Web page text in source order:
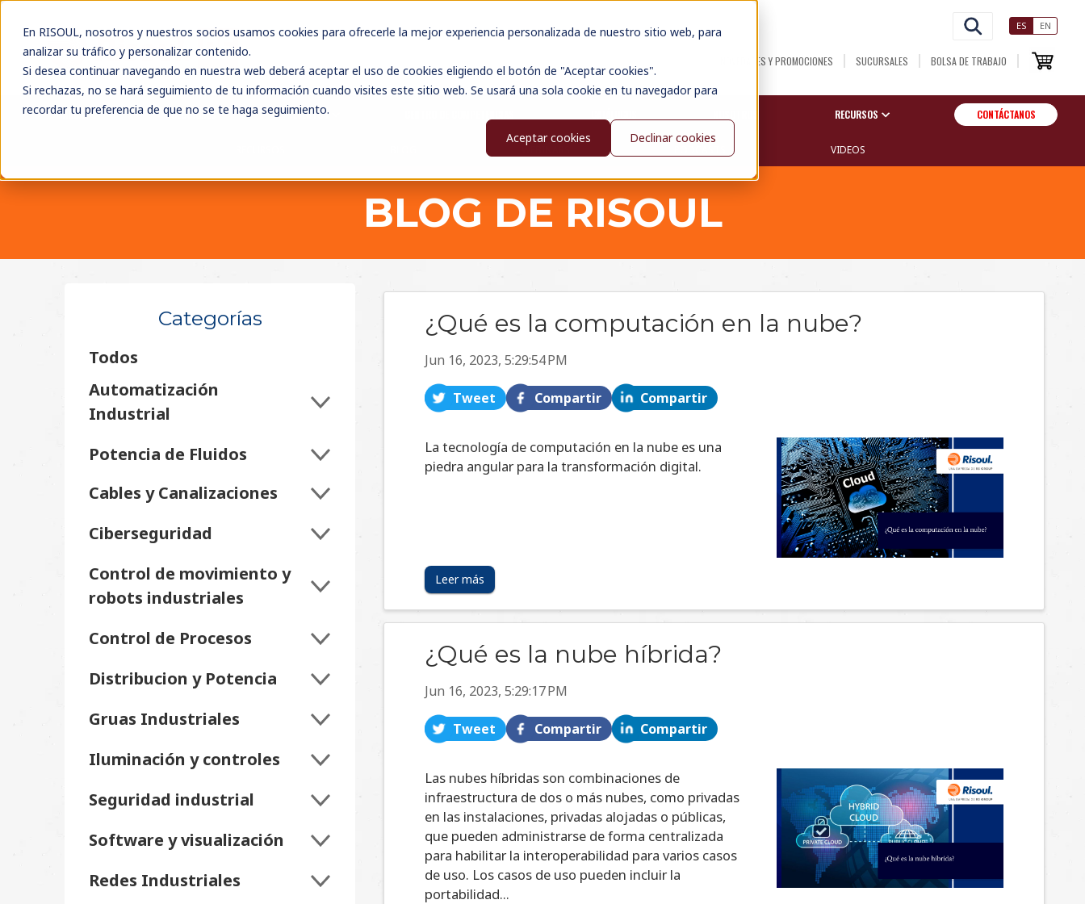
En RISOUL, nosotros y nuestros socios usamos cookies para ofrecerle la mejor experiencia personalizada de nuestro sitio web, para
analizar su tráfico y personalizar contenido.
Si desea continuar navegando en nuestra web deberá aceptar el uso de cookies eligiendo el botón de "Aceptar cookies".
Si rechazas, no se hará seguimiento de tu información cuando visites este sitio web. Se usará una sola cookie en tu navegador para
recordar tu preferencia de que no se te haga seguimiento.
Aceptar cookies
Declinar cookies
ES EN
NOVEDADES Y PROMOCIONES SUCURSALES BOLSA DE TRABAJO
MARCAS SOLUCIONES EVENTOS RECURSOS CONTÁCTANOS
WEBINARS VIDEOS
BLOG DE RISOUL
Categorías
Todos
Automatización
Industrial
Potencia de Fluidos
Cables y Canalizaciones
Ciberseguridad
Control de movimiento y
robots industriales
Control de Procesos
Distribucion y Potencia
Gruas Industriales
Iluminación y controles
Seguridad industrial
Software y visualización
Redes Industriales
¿Qué es la computación en la nube?
Jun 16, 2023, 5:29:54 PM
Tweet Compartir Compartir
La tecnología de computación en la nube es una
piedra angular para la transformación digital.
Leer más
¿Qué es la nube híbrida?
Jun 16, 2023, 5:29:17 PM
Tweet Compartir Compartir
Las nubes híbridas son combinaciones de
infraestructura de dos o más nubes, como privadas
en las instalaciones, privadas alojadas o públicas,
que pueden administrarse de forma centralizada
para habilitar la interoperabilidad para varios casos
de uso. Los casos de uso pueden incluir la
portabilidad...